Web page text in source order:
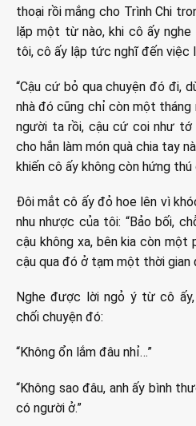
thoại rồi mắng cho Trình Chi
lặp một từ nào, khi cô ấy nghe
tôi, cô ấy lập tức nghĩ đến việc
“Cậu cứ bỏ qua chuyện đó đi,
nhà đó cũng chỉ còn một tháng
người ta rồi, cậu cứ coi như tớ
cho hắn làm món quà chia tay
khiến cô ấy không còn hứng
Đôi mắt cô ấy đỏ hoe lên vì
nhu nhược của tôi: “Bảo bối,
cậu không xa, bên kia còn một
cậu qua đó ở tạm một thời gian
Nghe được lời ngỏ ý từ cô
chối chuyện đó:
“Không ổn lắm đâu nhỉ…”
“Không sao đâu, anh ấy bình
có người ở.”